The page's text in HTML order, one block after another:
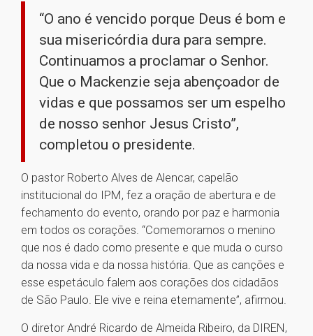
“O ano é vencido porque Deus é bom e
sua misericórdia dura para sempre.
Continuamos a proclamar o Senhor.
Que o Mackenzie seja abençoador de
vidas e que possamos ser um espelho
de nosso senhor Jesus Cristo”,
completou o presidente.
O pastor Roberto Alves de Alencar, capelão
institucional do IPM, fez a oração de abertura e de
fechamento do evento, orando por paz e harmonia
em todos os corações. “Comemoramos o menino
que nos é dado como presente e que muda o curso
da nossa vida e da nossa história. Que as canções e
esse espetáculo falem aos corações dos cidadãos
de São Paulo. Ele vive e reina eternamente”, afirmou.
O diretor André Ricardo de Almeida Ribeiro, da DIREN,